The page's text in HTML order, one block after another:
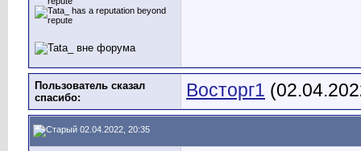
Пользователь сказал
cпасибо:
Восторг1
02.04.2022, 20:35